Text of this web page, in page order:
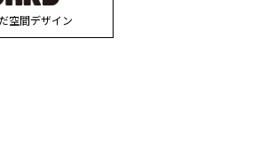
空間デザイン